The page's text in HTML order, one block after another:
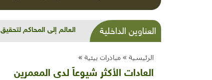
العناوين الداخلية شذرات بيئية وتنموية:
الرئيسية » مبادرات بيئية »
العادات الأكثر شيوعاً لدى المعمرين